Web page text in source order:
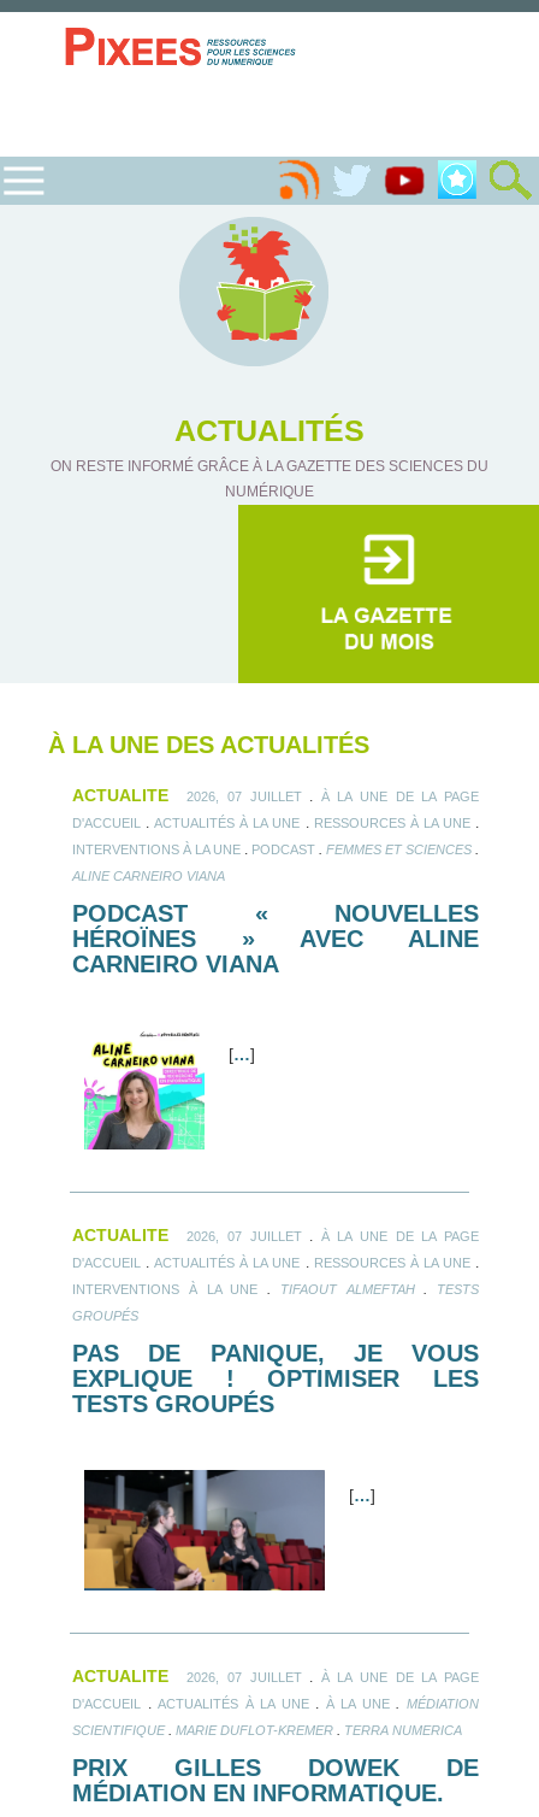
ACTUALITÉS
ON RESTE INFORMÉ GRÂCE À LA GAZETTE DES SCIENCES DU
NUMÉRIQUE
À LA UNE DES ACTUALITÉS
ACTUALITE 2026, 07 JUILLET. À LA UNE DE LA PAGE
D'ACCUEIL
.ACTUALITÉS À LA UNE RESSOURCES À LA UNE.
INTERVENTIONS À LA UNE PODCAST FEMMES ET SCIENCES
ALINE CARNEIRO VIANA
PODCAST « NOUVELLES
HÉROÏNES » AVEC ALINE
CARNEIRO VIANA
[…]
ACTUALITE 2026, 07 JUILLET. À LA UNE DE LA PAGE
D'ACCUEIL
.ACTUALITÉS À LA UNE RESSOURCES À LA UNE.
INTERVENTIONS À LA UNE TIFAOUT ALMEFTAH.
TESTS
GROUPÉS
PAS DE PANIQUE, JE VOUS
EXPLIQUE ! OPTIMISER LES
TESTS GROUPÉS
[…]
ACTUALITE 2026, 07 JUILLET. À LA UNE DE LA PAGE
D'ACCUEIL
ACTUALITÉS À LA UNE. À LA UNE. MÉDIATION
SCIENTIFIQUE. MARIE DUFLOT-KREMER TERRA NUMERICA
PRIX GILLES DOWEK DE
MÉDIATION EN INFORMATIQUE.